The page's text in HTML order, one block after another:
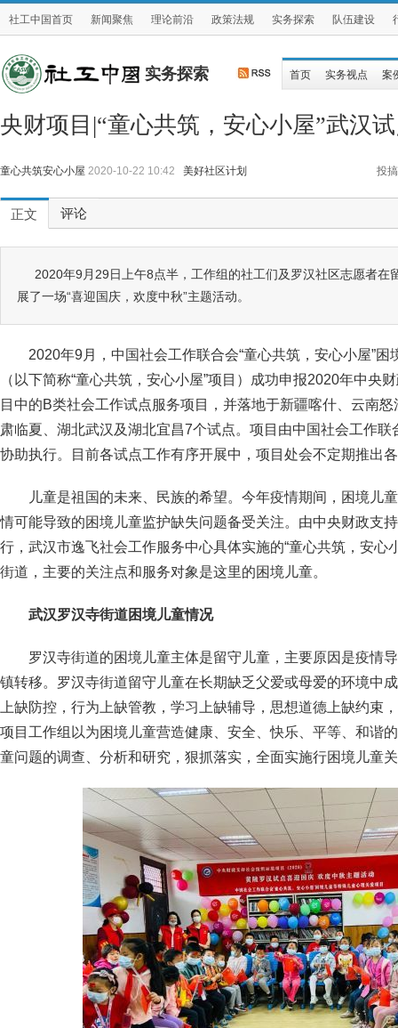
社工中国首页 新闻聚焦 理论前沿 政策法规 实务探索 队伍建设
实务探索 首页 实务视点 案
央财项目|“童心共筑，安心小屋”武汉
童心共筑安心小屋 2020-10-22 10:42 美好社区计划 投搞
正文 评论
2020年9月29日上午8点半，工作组的社工们及罗汉社区志愿者在
展了一场“喜迎国庆，欢度中秋”主题活动。
2020年9月，中国社会工作联合会“童心共筑，安心小屋”
（以下简称“童心共筑，安心小屋”项目）成功申报2020年中央
目中的B类社会工作试点服务项目，并落地于新疆喀什、云南
肃临夏、湖北武汉及湖北宜昌7个试点。项目由中国社会工作
协助执行。目前各试点工作有序开展中，项目处会不定期推出
儿童是祖国的未来、民族的希望。今年疫情期间，困境儿
情可能导致的困境儿童监护缺失问题备受关注。由中央财政支
行，武汉市逸飞社会工作服务中心具体实施的“童心共筑，安心
街道，主要的关注点和服务对象是这里的困境儿童。
武汉罗汉寺街道困境儿童情况
罗汉寺街道的困境儿童主体是留守儿童，主要原因是疫情
镇转移。罗汉寺街道留守儿童在长期缺乏父爱或母爱的环境中
上缺防控，行为上缺管教，学习上缺辅导，思想道德上缺约束
项目工作组以为困境儿童营造健康、安全、快乐、平等、和谐
童问题的调查、分析和研究，狠抓落实，全面实施行困境儿童